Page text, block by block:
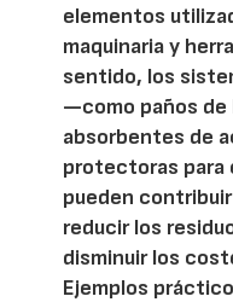
elementos
maquinaria y
sentido, los
—como paños de
absorbentes de
protectoras para
pueden
reducir los
disminuir los
Ejemplos